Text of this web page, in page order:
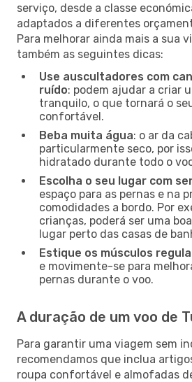
serviço, desde a classe
adaptados a diferentes
Para melhorar ainda mais a sua
também as seguintes dicas:
Use auscultadores com
ruído: podem ajudar a criar
tranquilo, o que tornará o
confortável.
Beba muita água: o ar da
particularmente seco, por
hidratado durante todo o
Escolha o seu lugar com
espaço para as pernas e na
comodidades a bordo. Por
crianças, poderá ser uma
lugar perto das casas de
Estique os músculos
e movimente-se para
pernas durante o voo.
A duração de um voo de
Para garantir uma viagem sem
recomendamos que inclua
roupa confortável e almofadas